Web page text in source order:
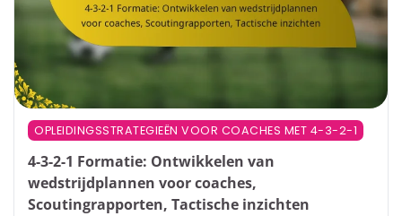
OPLEIDINGSSTRATEGIEËN VOOR COACHES MET 4-3-2-1
4-3-2-1 Formatie: Ontwikkelen van
wedstrijdplannen voor coaches,
Scoutingrapporten, Tactische inzichten